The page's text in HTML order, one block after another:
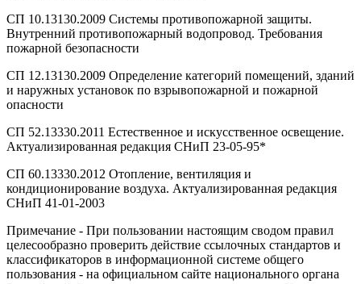
СП 10.13130.2009 Системы противопожарной защиты.
Внутренний противопожарный водопровод. Требования
пожарной безопасности
СП 12.13130.2009 Определение категорий помещений, зданий
и наружных установок по взрывопожарной и пожарной
опасности
СП 52.13330.2011 Естественное и искусственное освещение.
Актуализированная редакция СНиП 23-05-95*
СП 60.13330.2012 Отопление, вентиляция и
кондиционирование воздуха. Актуализированная редакция
СНиП 41-01-2003
Примечание - При пользовании настоящим сводом правил
целесообразно проверить действие ссылочных стандартов и
классификаторов в информационной системе общего
пользования - на официальном сайте национального органа